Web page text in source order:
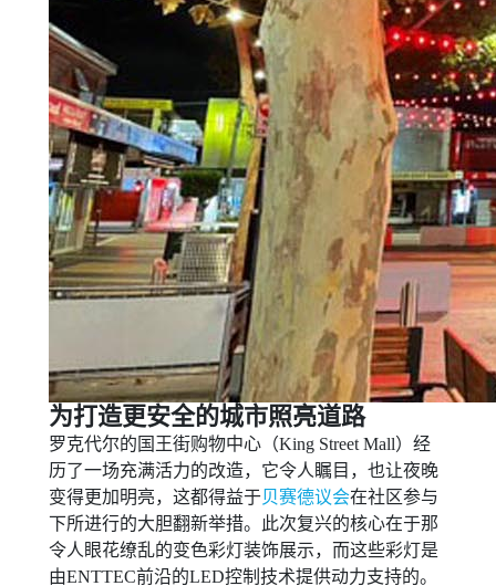
为打造更安全的城市照亮道路
罗克代尔的国王街购物中心（King Street Mall）经
历了一场充满活力的改造，它令人瞩目，也让夜晚
变得更加明亮，这都得益于贝赛德议会在社区参与
下所进行的大胆翻新举措。此次复兴的核心在于那
令人眼花缭乱的变色彩灯装饰展示，而这些彩灯是
由ENTTEC前沿的LED控制技术提供动力支持的。